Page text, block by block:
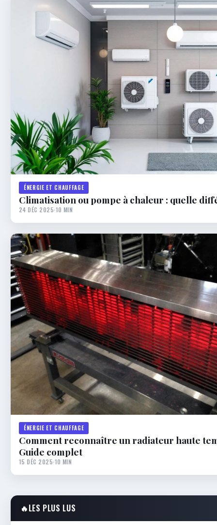
ÉNERGIE ET CHAUFFAGE
Climatisation ou pompe à chaleur : quelle
24 DÉC 2025·10 MIN
ÉNERGIE ET CHAUFFAGE
Comment reconnaître un radiateur haute
Guide complet
15 DÉC 2025·10 MIN
🔥LES PLUS LUS